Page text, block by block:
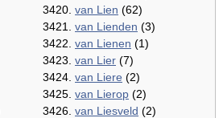
3420. van Lien (62)
3421. van Lienden (3)
3422. van Lienen (1)
3423. van Lier (7)
3424. van Liere (2)
3425. van Lierop (2)
3426. van Liesveld (2)